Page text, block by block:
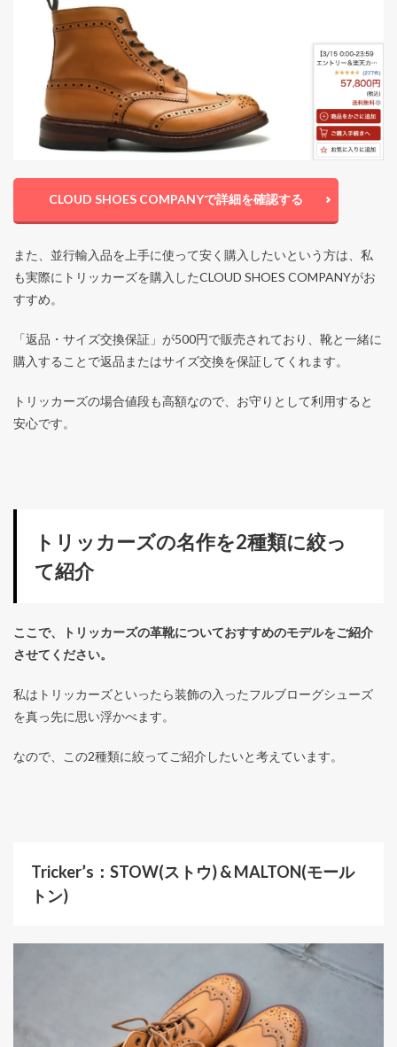
CLOUD SHOES COMPANYで詳細を確認する
また、並行輸入品を上手に使って安く購入したいという方は、私
も実際にトリッカーズを購入したCLOUD SHOES COMPANYがお
すすめ。
「返品・サイズ交換保証」が500円で販売されており、靴と一緒に
購入することで返品またはサイズ交換を保証してくれます。
トリッカーズの場合値段も高額なので、お守りとして利用すると
安心です。
トリッカーズの名作を2種類に絞っ
て紹介
ここで、トリッカーズの革靴についておすすめのモデルをご紹介
させてください。
私はトリッカーズといったら装飾の入ったフルブローグシューズ
を真っ先に思い浮かべます。
なので、この2種類に絞ってご紹介したいと考えています。
Tricker’s：STOW(ストウ) & MALTON(モール
トン)